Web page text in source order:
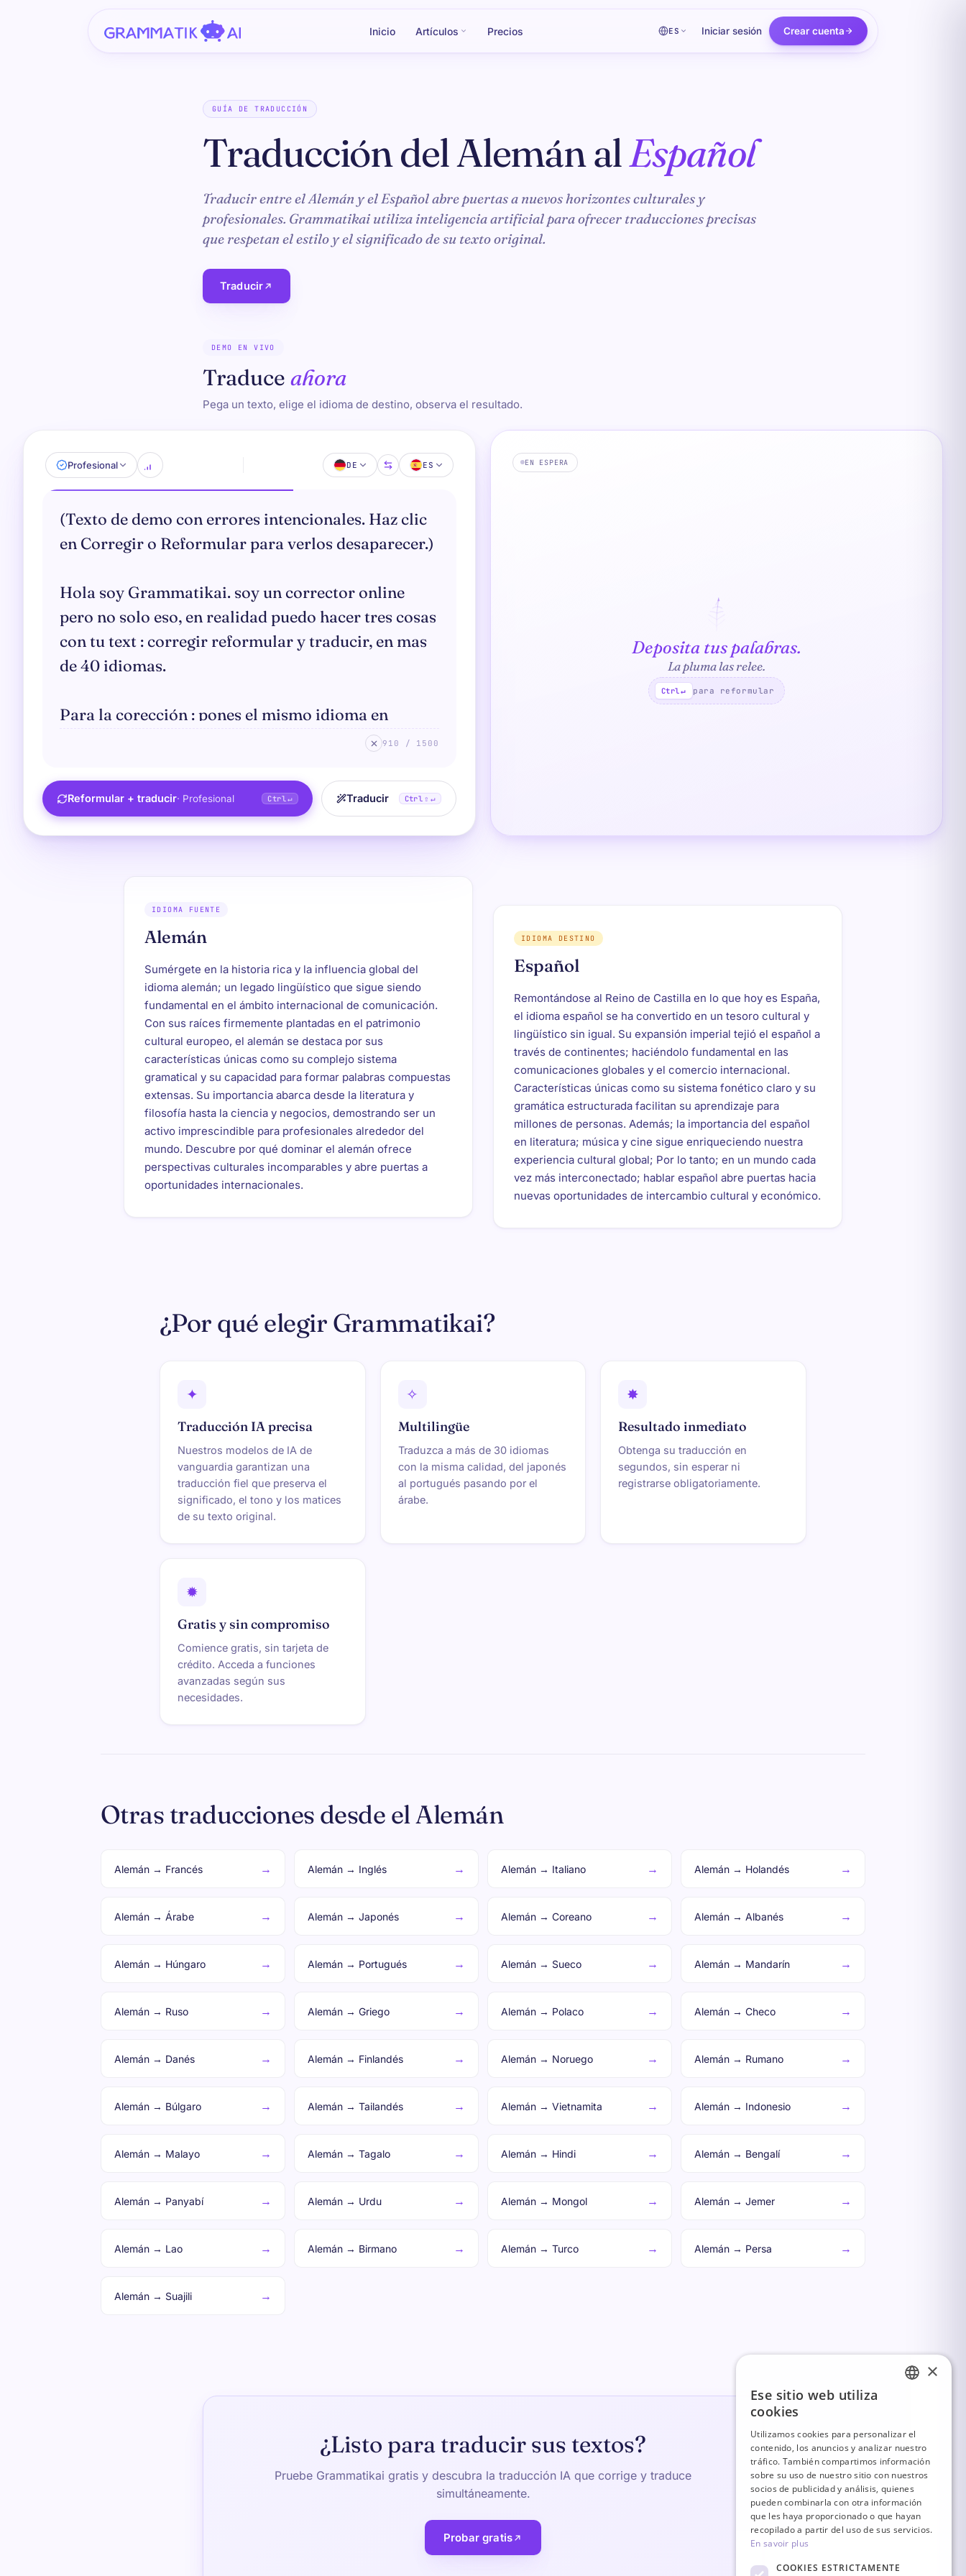
Inicio Artículos Precios ES Iniciar sesión Crear cuenta
GUÍA DE TRADUCCIÓN
Traducción del Alemán alEspañol
Traducir entre el Alemán y el Español abre puertas a nuevos horizontes culturales y
profesionales. Grammatikai utiliza inteligencia artificial para ofrecer traducciones precisas
que respetan el estilo y el significado de su texto original.
Traducir
DEMO EN VIVO
Traduce ahora
Pega un texto, elige el idioma de destino, observa el resultado.
Profesional DE ES
910 / 1500
Reformular + traducir· Profesional Ctrl↵ Traducir Ctrl ⇧ ↵
EN ESPERA
Deposita tus palabras.
La pluma las relee.
Ctrl↵ para reformular
IDIOMA FUENTE
Alemán
Sumérgete en la historia rica y la influencia global del
idioma alemán; un legado lingüístico que sigue siendo
fundamental en el ámbito internacional de comunicación.
Con sus raíces firmemente plantadas en el patrimonio
cultural europeo, el alemán se destaca por sus
características únicas como su complejo sistema
gramatical y su capacidad para formar palabras compuestas
extensas. Su importancia abarca desde la literatura y
filosofía hasta la ciencia y negocios, demostrando ser un
activo imprescindible para profesionales alrededor del
mundo. Descubre por qué dominar el alemán ofrece
perspectivas culturales incomparables y abre puertas a
oportunidades internacionales.
IDIOMA DESTINO
Español
Remontándose al Reino de Castilla en lo que hoy es España,
el idioma español se ha convertido en un tesoro cultural y
lingüístico sin igual. Su expansión imperial tejió el español a
través de continentes; haciéndolo fundamental en las
comunicaciones globales y el comercio internacional.
Características únicas como su sistema fonético claro y su
gramática estructurada facilitan su aprendizaje para
millones de personas. Además; la importancia del español
en literatura; música y cine sigue enriqueciendo nuestra
experiencia cultural global; Por lo tanto; en un mundo cada
vez más interconectado; hablar español abre puertas hacia
nuevas oportunidades de intercambio cultural y económico.
¿Por qué elegir Grammatikai?
✦
Traducción IA precisa
Nuestros modelos de IA de
vanguardia garantizan una
traducción fiel que preserva el
significado, el tono y los matices
de su texto original.
✧
Multilingüe
Traduzca a más de 30 idiomas
con la misma calidad, del japonés
al portugués pasando por el
árabe.
✸
Resultado inmediato
Obtenga su traducción en
segundos, sin esperar ni
registrarse obligatoriamente.
✹
Gratis y sin compromiso
Comience gratis, sin tarjeta de
crédito. Acceda a funciones
avanzadas según sus
necesidades.
Otras traducciones desde el Alemán
Alemán → Francés → Alemán → Inglés → Alemán → Italiano → Alemán → Holandés →
Alemán → Árabe → Alemán → Japonés → Alemán → Coreano → Alemán → Albanés →
Alemán → Húngaro → Alemán → Portugués → Alemán → Sueco → Alemán → Mandarín →
Alemán → Ruso → Alemán → Griego → Alemán → Polaco → Alemán → Checo →
Alemán → Danés → Alemán → Finlandés → Alemán → Noruego → Alemán → Rumano →
Alemán → Búlgaro → Alemán → Tailandés → Alemán → Vietnamita → Alemán → Indonesio →
Alemán → Malayo → Alemán → Tagalo → Alemán → Hindi → Alemán → Bengalí →
Alemán → Panyabí → Alemán → Urdu → Alemán → Mongol → Alemán → Jemer →
Alemán → Lao → Alemán → Birmano → Alemán → Turco → Alemán → Persa →
Alemán → Suajili →
¿Listo para traducir sus textos?
Pruebe Grammatikai gratis y descubra la traducción IA que corrige y traduce
simultáneamente.
Probar gratis
GERMAN
ENGLISH
SPANISH
×
Ese sitio web utiliza
cookies
Utilizamos cookies para personalizar el
contenido, los anuncios y analizar nuestro
tráfico. También compartimos información
sobre su uso de nuestro sitio con nuestros
socios de publicidad y análisis, quienes
pueden combinarla con otra información
que les haya proporcionado o que hayan
recopilado a partir del uso de sus servicios.
En savoir plus
COOKIES ESTRICTAMENTE